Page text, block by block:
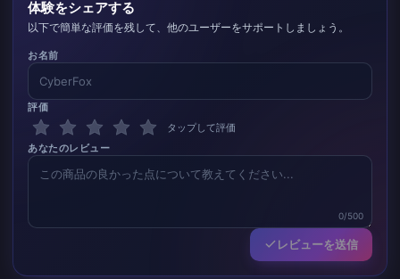
体験をシェアする
以下で簡単な評価を残して、他のユーザーをサポートしましょう。
お名前
評価
タップして評価
あなたのレビュー
0/500
レビューを送信